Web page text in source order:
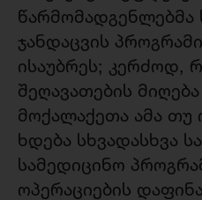
ჯანდაცვის
ისაუბრეს; კერძოდ,
შეღავათების
მოქალაქეთა ამა თუ
ხდება სხვადასხვა
სამედიცინო
ოპერაციების